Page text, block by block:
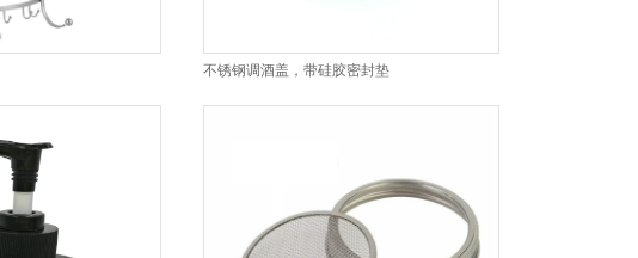
不锈钢调酒盖，带硅胶密封垫